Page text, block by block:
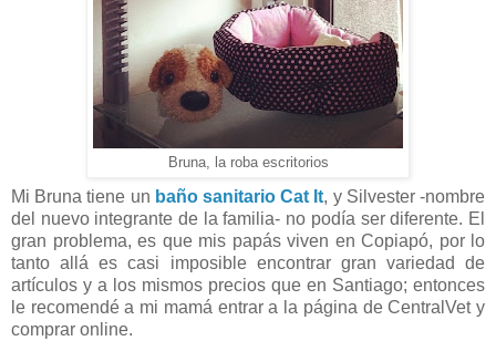
Bruna, la roba escritorios
Mi Bruna tiene un baño sanitario Cat It, y Silvester -nombre
del nuevo integrante de la familia- no podía ser diferente. El
gran problema, es que mis papás viven en Copiapó, por lo
tanto allá es casi imposible encontrar gran variedad de
artículos y a los mismos precios que en Santiago; entonces
le recomendé a mi mamá entrar a la página de CentralVet y
comprar online.